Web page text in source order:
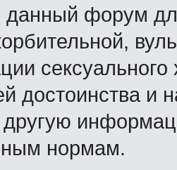
данный форум
достоинства и
нормам.